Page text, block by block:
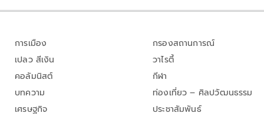
การเมือง
เปลว สีเงิน
คอลัมนิสต์
บทความ
เศรษฐกิจ
กรองสถานการณ์
วาไรตี้
กีฬา
ท่องเที่ยว – ศิลปวัฒนธรรม
ประชาสัมพันธ์